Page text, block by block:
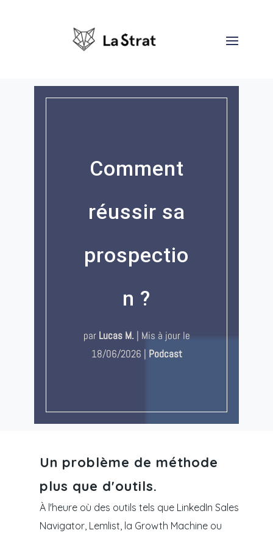
Comment
réussir sa
prospectio
n ?
par Lucas M.| Mis à jour le
18/06/2026 | Podcast
Un problème de méthode
plus que d'outils.
À l'heure où des outils tels que LinkedIn Sales
Navigator, Lemlist, la Growth Machine ou